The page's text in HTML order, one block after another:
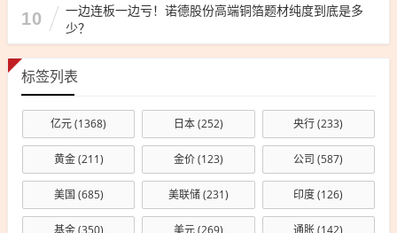
10
一边连板一边亏！诺德股份高端铜箔题材纯度到底是多
少？
标签列表
亿元(1368) 日本(252) 央行(233)
黄金(211) 金价(123) 公司 (587)
美国 (685) 美联储(231) 印度(126)
基金(350) 美元(269) 通胀(142)